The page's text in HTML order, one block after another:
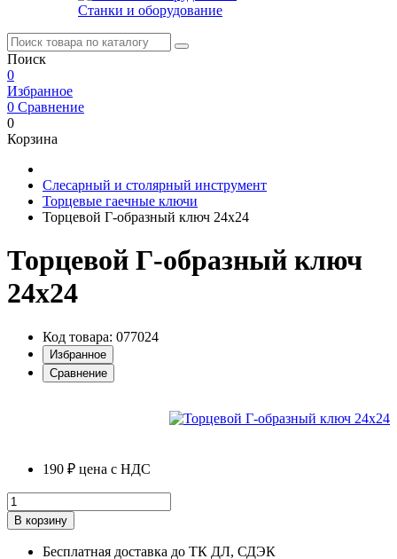
Станки и оборудование
Поиск
0
Избранное
0 Сравнение
0
Корзина
Слесарный и столярный инструмент
Торцевые гаечные ключи
Торцевой Г-образный ключ 24х24
Торцевой Г-образный ключ
24х24
Код товара: 077024
Избранное
Сравнение
190 ₽ цена с НДС
В корзину
Бесплатная доставка до ТК ДЛ, СДЭК